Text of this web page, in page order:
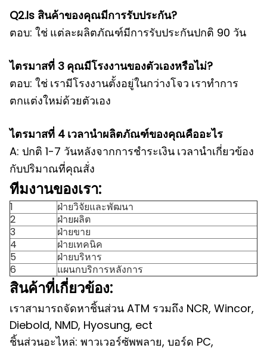
Q2.Is สินค้าของคุณมีการรับประกัน?
ตอบ: ใช่ แต่ละผลิตภัณฑ์มีการรับประกันปกติ 90 วัน
ไตรมาสที่ 3 คุณมีโรงงานของตัวเองหรือไม่?
ตอบ: ใช่ เรามีโรงงานตั้งอยู่ในกว่างโจว เราทำการ
ตกแต่งใหม่ด้วยตัวเอง
ไตรมาสที่ 4 เวลานำผลิตภัณฑ์ของคุณคืออะไร
A: ปกติ 1-7 วันหลังจากการชำระเงิน เวลานำเกี่ยวข้อง
กับปริมาณที่คุณสั่ง
ทีมงานของเรา:
1
ฝ่ายวิจัยและพัฒนา
2
ฝ่ายผลิต
3
ฝ่ายขาย
4
ฝ่ายเทคนิค
5
ฝ่ายบริหาร
6
แผนกบริการหลังการ
สินค้าที่เกี่ยวข้อง:
เราสามารถจัดหาชิ้นส่วน ATM รวมถึง NCR, Wincor,
Diebold, NMD, Hyosung, ect
ชิ้นส่วนอะไหล่: พาวเวอร์ซัพพลาย, บอร์ด PC,